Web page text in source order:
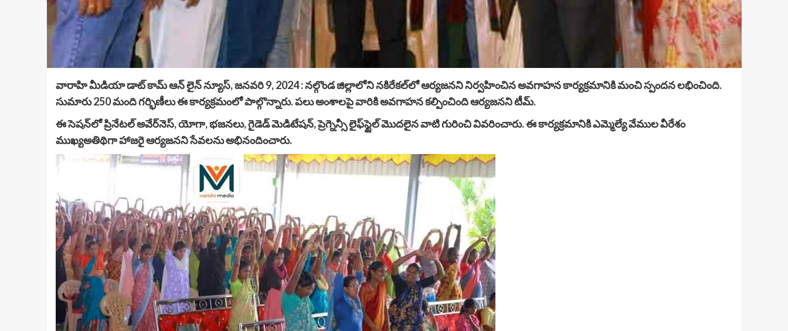
వారాహి మీడియా డాట్ కామ్ ఆన్ లైన్ న్యూస్, జనవరి 9, 2024 : నల్గొండ జిల్లాలోని నకిరేకల్‌లో ఆర్యజనని నిర్వహించిన అవగాహన కార్యక్రమానికి మంచి స్పందన లభించింది.
సుమారు 250 మంది గర్భిణీలు ఈ కార్యక్రమంలో పాల్గొన్నారు. పలు అంశాలపై వారికి అవగాహన కల్పించింది ఆర్యజనని టీమ్.
ఈ సెషన్‌లో ప్రినేటల్ అవేర్‌నెస్, యోగా, భజనలు, గైడెడ్ మెడిటేషన్, ప్రెగ్నెన్సీ లైఫ్‌స్టైల్ మొదలైన వాటి గురించి వివరించారు. ఈ కార్యక్రమానికి ఎమ్మెల్యే వేముల వీరేశం
ముఖ్యఅతిథిగా హాజరై ఆర్యజనని సేవలను అభినందించారు.